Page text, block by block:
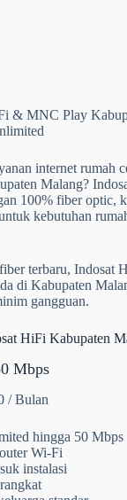
& MNC Play
internet rumah
Malang?
100% fiber optic,
kebutuhan
terbaru, Indosat
di Kabupaten
gangguan.
HiFi Kabupaten
Mbps
/ Bulan
hingga 50 Mbps
Wi-Fi
instalasi